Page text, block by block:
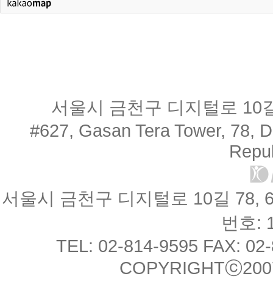
서울시 금천구 디지털로 10
#627, Gasan Tera Tower, 78,
서울시 금천구 디지털로 10길 78,
번호:
TEL: 02-814-9595 FAX: